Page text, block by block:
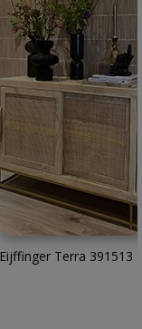
Eijffinger Terra 391513